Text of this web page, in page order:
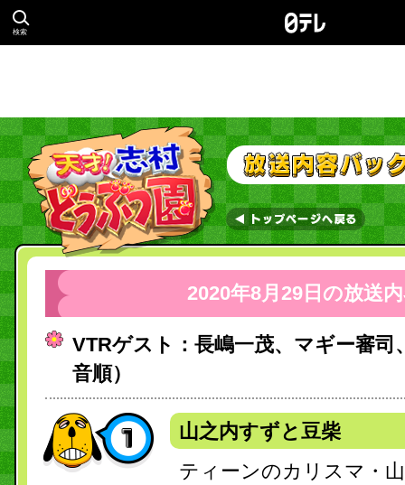
検索
2020年8月29日の放送
VTRゲスト：長嶋一茂、マギー審司
音順）
山之内すずと豆柴
ティーンのカリスマ・